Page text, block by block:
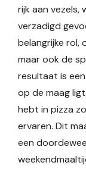
rijk aan
verzadigd
belangrijke
maar ook de
resultaat is
op de maag
hebt in pizza
ervaren. Dit
een